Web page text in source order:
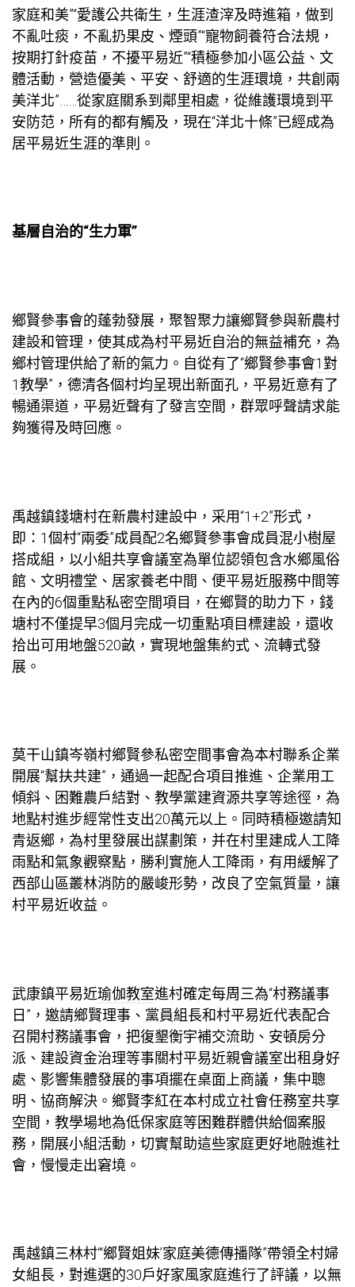
家庭和美”“愛護公共衛生，生涯渣滓及時進箱，做到
不亂吐痰，不亂扔果皮、煙頭”“寵物飼養符合法規，
按期打針疫苗，不擾平易近”“積極參加小區公益、文
體活動，營造優美、平安、舒適的生涯環境，共創兩
美洋北”……從家庭關系到鄰里相處，從維護環境到平
安防范，所有的都有觸及，現在“洋北十條”已經成為
居平易近生涯的準則。
基層自治的“生力軍”
鄉賢參事會的蓬勃發展，聚智聚力讓鄉賢參與新農村
建設和管理，使其成為村平易近自治的無益補充，為
鄉村管理供給了新的氣力。自從有了“鄉賢參事會1對
1教學”，德清各個村均呈現出新面孔，平易近意有了
暢通渠道，平易近聲有了發言空間，群眾呼聲請求能
夠獲得及時回應。
禹越鎮錢塘村在新農村建設中，采用“1+2”形式，
即：1個村“兩委”成員配2名鄉賢參事會成員混小樹屋
搭成組，以小組共享會議室為單位認領包含水鄉風俗
館、文明禮堂、居家養老中間、便平易近服務中間等
在內的6個重點私密空間項目，在鄉賢的助力下，錢
塘村不僅提早3個月完成一切重點項目標建設，還收
拾出可用地盤520畝，實現地盤集約式、流轉式發
展。
莫干山鎮岑嶺村鄉賢參私密空間事會為本村聯系企業
開展“幫扶共建”，通過一起配合項目推進、企業用工
傾斜、困難農戶結對、 教學黨建資源共享等途徑，為
地點村進步經常性支出20萬元以上。同時積極邀請知
青返鄉，為村里發展出謀劃策，并在村里建成人工降
雨點和氣象觀察點，勝利實施人工降雨，有用緩解了
西部山區叢林消防的嚴峻形勢，改良了空氣質量，讓
村平易近收益。
武康鎮平易近瑜伽教室進村確定每周三為“村務議事
日”，邀請鄉賢理事、黨員組長和村平易近代表配合
召開村務議事會，把復墾衡宇補交流助、安頓房分
派、建設資金治理等事關村平易近親會議室出租身好
處、影響集體發展的事項擺在桌面上商議，集中聰
明、協商解決。鄉賢李紅在本村成立社會任務室共享
空間 ， 教學場地為低保家庭等困難群體供給個案服
務，開展小組活動，切實幫助這些家庭更好地融進社
會，慢慢走出窘境。
禹越鎮三林村“‘鄉賢姐妹’家庭美德傳播隊”帶領全村婦
女組長，對進選的30戶好家風家庭進行了評議，以無